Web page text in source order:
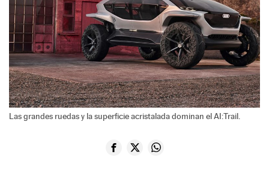
Las grandes ruedas y la superficie acristalada dominan el AI:Trail.